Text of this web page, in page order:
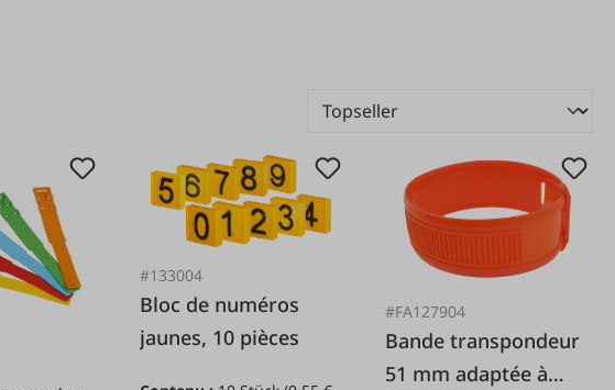
#133004
Bloc de numéros
jaunes, 10 pièces
#FA127904
Bande transpondeur
51 mm adaptée à